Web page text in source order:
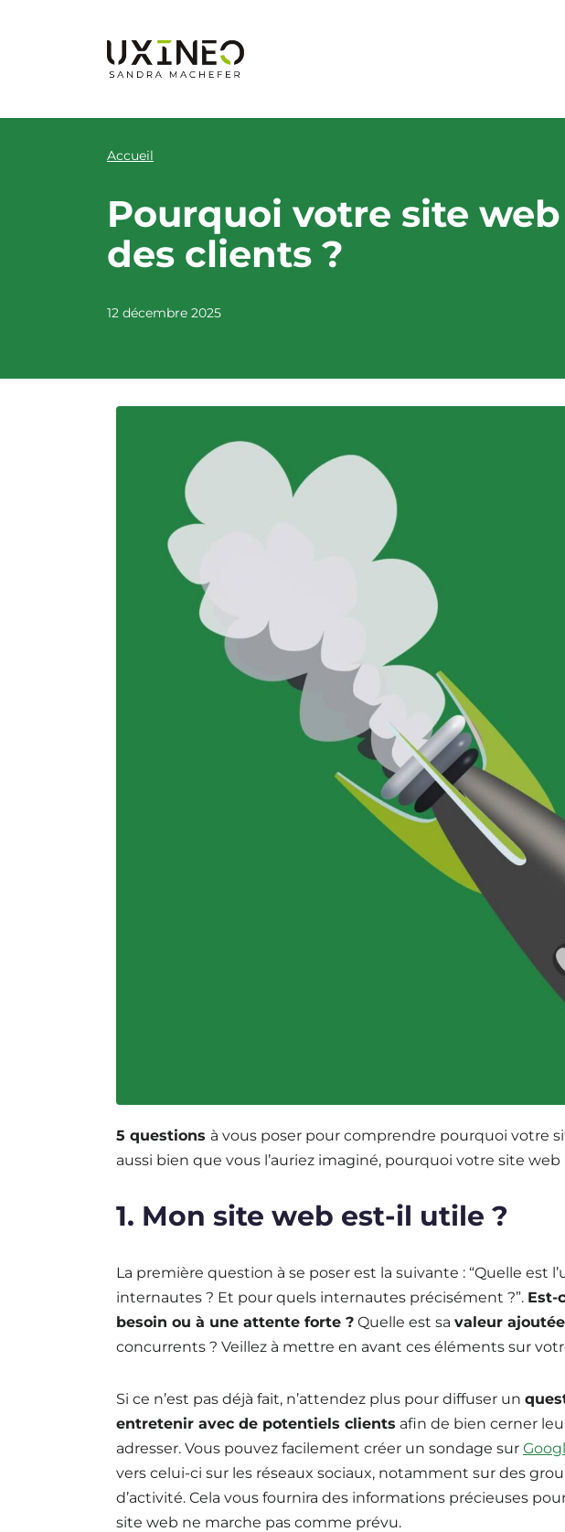
Accueil
Pourquoi votre site
des clients ?
12 décembre 2025
5 questions à vous poser pour comprendre pourquoi votre
aussi bien que vous l’auriez imaginé, pourquoi votre site
1. Mon site web est-il utile ?
La première question à se poser est la suivante : “Quelle est
internautes ? Et pour quels internautes précisément ?”. Est-
besoin ou à une attente forte ? Quelle est sa valeur ajoutée
concurrents ? Veillez à mettre en avant ces éléments sur
Si ce n’est pas déjà fait, n’attendez plus pour diffuser un
entretenir avec de potentiels clients afin de bien cerner
adresser. Vous pouvez facilement créer un sondage sur
vers celui-ci sur les réseaux sociaux, notamment sur des
d’activité. Cela vous fournira des informations précieuses
site web ne marche pas comme prévu.